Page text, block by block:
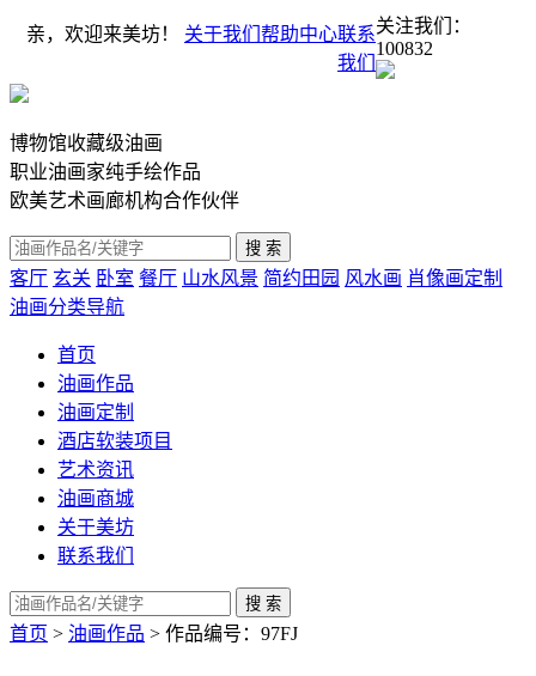
亲，欢迎来美坊！ 关于我们 帮助中心联系
我们
关注我们：
100832
博物馆收藏级油画
职业油画家纯手绘作品
欧美艺术画廊机构合作伙伴
客厅 玄关 卧室 餐厅 山水风景 简约田园 风水画 肖像画定制
油画分类导航
首页
油画作品
油画定制
酒店软装项目
艺术资讯
油画商城
关于美坊
联系我们
首页 > 油画作品 > 作品编号：97FJ